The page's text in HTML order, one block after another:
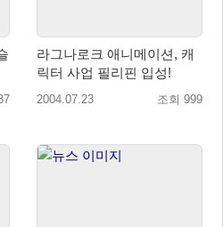
라그나로크 애니메이션, 캐
릭터 사업 필리핀 입성!
2004.07.23 조회 999